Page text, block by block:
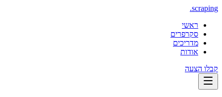
scraping
.
ראשי
סקרפרים
מדריכים
אודות
קבלו הצעה